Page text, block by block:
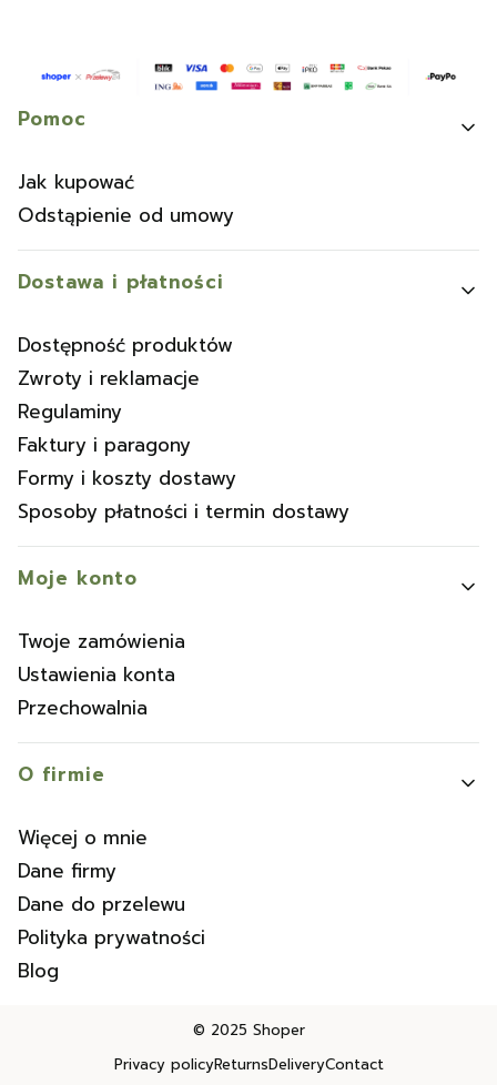
Linki w stopce
Pomoc
Jak kupować
Odstąpienie od umowy
Dostawa i płatności
Dostępność produktów
Zwroty i reklamacje
Regulaminy
Faktury i paragony
Formy i koszty dostawy
Sposoby płatności i termin dostawy
Moje konto
Twoje zamówienia
Ustawienia konta
Przechowalnia
O firmie
Więcej o mnie
Dane firmy
Dane do przelewu
Polityka prywatności
Blog
© 2025 Shoper
Privacy policyReturnsDeliveryContact